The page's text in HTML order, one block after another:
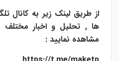
از طریق لینک زیر به کانال
ها , تحلیل و اخبار مختلف
مشاهده نمایید :